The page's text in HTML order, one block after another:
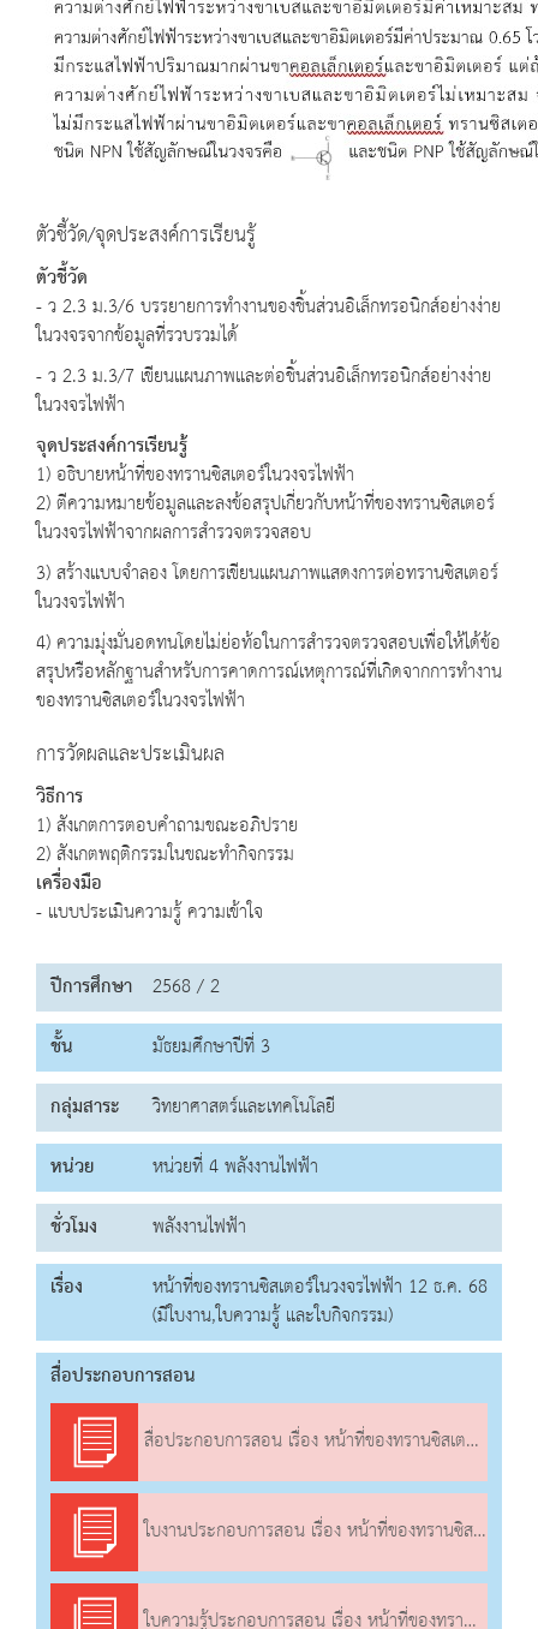
ตัวชี้วัด/จุดประสงค์การเรียนรู้
ตัวชี้วัด
- ว 2.3 ม.3/6 บรรยายการทำงานของชิ้นส่วนอิเล็กทรอนิกส์อย่างง่าย
ในวงจรจากข้อมูลที่รวบรวมได้
- ว 2.3 ม.3/7 เขียนแผนภาพและต่อชิ้นส่วนอิเล็กทรอนิกส์อย่างง่าย
ในวงจรไฟฟ้า
จุดประสงค์การเรียนรู้
1) อธิบายหน้าที่ของทรานซิสเตอร์ในวงจรไฟฟ้า
2) ตีความหมายข้อมูลและลงข้อสรุปเกี่ยวกับหน้าที่ของทรานซิสเตอร์
ในวงจรไฟฟ้าจากผลการสำรวจตรวจสอบ
3) สร้างแบบจำลอง โดยการเขียนแผนภาพแสดงการต่อทรานซิสเตอร์
ในวงจรไฟฟ้า
4) ความมุ่งมั่นอดทนโดยไม่ย่อท้อในการสำรวจตรวจสอบเพื่อให้ได้ข้อ
สรุปหรือหลักฐานสำหรับการคาดการณ์เหตุการณ์ที่เกิดจากการทำงาน
ของทรานซิสเตอร์ในวงจรไฟฟ้า
การวัดผลและประเมินผล
วิธีการ
1) สังเกตการตอบคำถามขณะอภิปราย
2) สังเกตพฤติกรรมในขณะทำกิจกรรม
เครื่องมือ
- แบบประเมินความรู้ ความเข้าใจ
ปีการศึกษา 2568 / 2
ชั้น
มัธยมศึกษาปีที่ 3
กลุ่มสาระ
วิทยาศาสตร์และเทคโนโลยี
หน่วย
หน่วยที่ 4 พลังงานไฟฟ้า
ชั่วโมง
พลังงานไฟฟ้า
เรื่อง
หน้าที่ของทรานซิสเตอร์ในวงจรไฟฟ้า 12 ธ.ค. 68
(มีใบงาน,ใบความรู้ และใบกิจกรรม)
สื่อประกอบการสอน
สื่อประกอบการสอน เรื่อง หน้าที่ของทรานซิสเตอร์ในวงจรไฟฟ้า
ใบงานประกอบการสอน เรื่อง หน้าที่ของทรานซิสเตอร์ในวงจรไฟฟ้า